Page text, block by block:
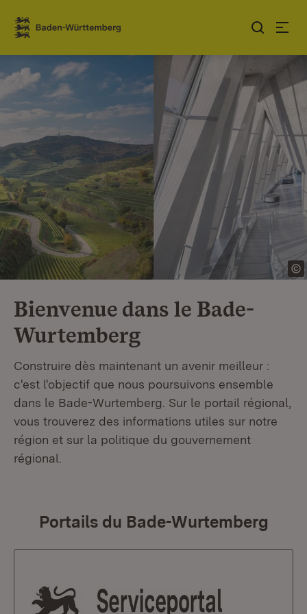
Sauter au contenu
Link zur Startseite
Bienvenue dans le Bade-
Wurtemberg
Construire dès maintenant un avenir meilleur :
c'est l'objectif que nous poursuivons ensemble
dans le Bade-Wurtemberg. Sur le portail régional,
vous trouverez des informations utiles sur notre
région et sur la politique du gouvernement
régional.
Portails du Bade-Wurtemberg